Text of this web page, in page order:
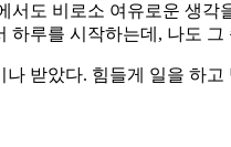
서도 비로소 여유로운 생
하루를 시작하는데, 나도
받았다. 힘들게 일을 하